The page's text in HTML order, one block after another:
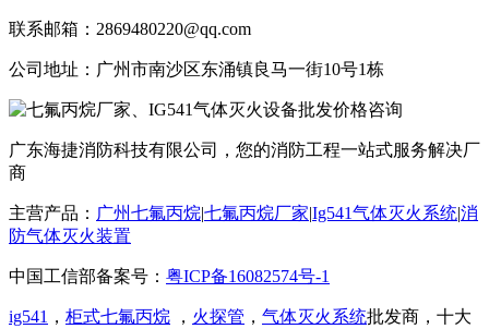
联系邮箱：2869480220@qq.com
公司地址：广州市南沙区东涌镇良马一街10号1栋
广东海捷消防科技有限公司，您的消防工程一站式服务解决厂
商
主营产品： 广州七氟丙烷|七氟丙烷厂家|Ig541气体灭火系统|消
防气体灭火装置
中国工信部备案号： 粤ICP备16082574号-1
ig541 ， 柜式七氟丙烷 ， 火探管 ， 气体灭火系统批发商，十大